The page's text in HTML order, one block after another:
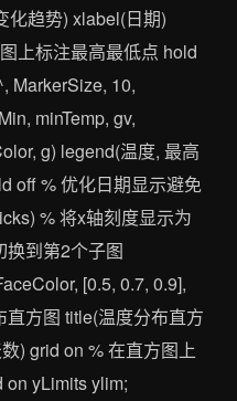
化趋势) xlabel(日期)
上标注最高最低点 hold
MarkerSize, 10,
minTemp, gv,
g) legend(温度, 最高
off % 优化日期显示避免
% 将x轴刻度显示为
换到第2个子图
[0.5, 0.7, 0.9],
方图 title(温度分布直方
) grid on % 在直方图上
yLimits ylim;